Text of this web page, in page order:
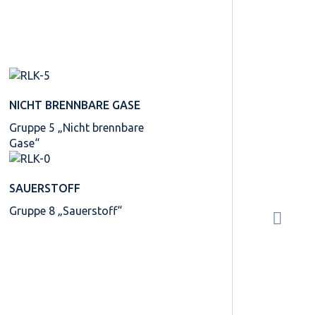
NICHT BRENNBARE GASE
Gruppe 5 „Nicht brennbare
Gase“
SAUERSTOFF
Gruppe 8 „Sauerstoff“